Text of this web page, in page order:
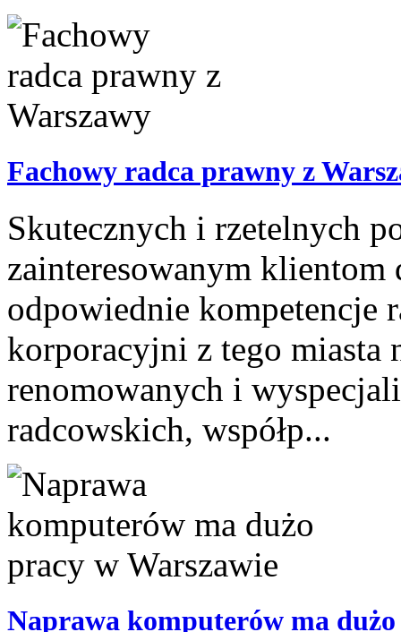
Fachowy radca prawny z
Skutecznych i rzetelnych
zainteresowanym
odpowiednie kompetencje
korporacyjni z tego miasta
renomowanych i
radcowskich, współp...
Naprawa komputerów ma